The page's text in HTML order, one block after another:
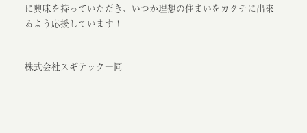
に興味を持っていただき、いつか理想の住まいをカタチに出来
るよう応援しています！
株式会社スギテック一同